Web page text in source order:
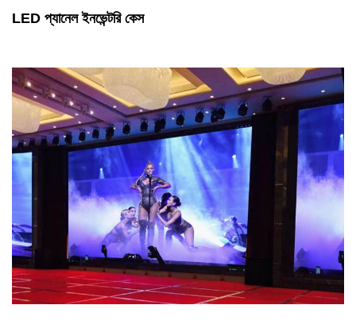
একক
ওজন
ক্সসে 4000: 1
উজ্জ্বলতা 900~1200 নিট
3840Hz
গড় শক্তি
60/120 W/প্যানেল
সর্বোচ্চ শক্তি
খরচ
110/400 W/প্যানেল
LED প্যানেল ইনভেন্টরি কেস